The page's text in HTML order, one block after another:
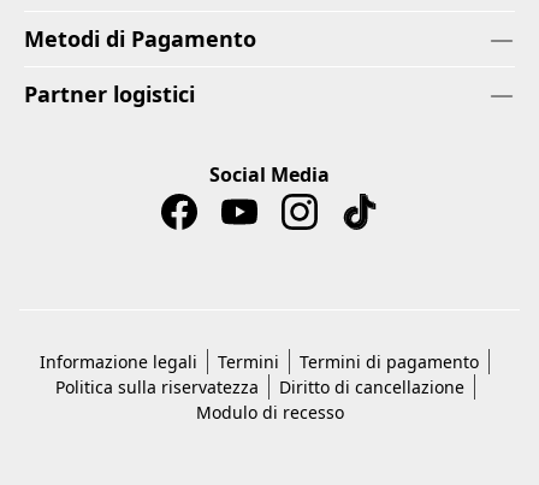
Metodi di Pagamento
Partner logistici
Social Media
Informazione legali Termini
Termini di pagamento
Politica sulla riservatezza
Diritto di cancellazione
Modulo di recesso